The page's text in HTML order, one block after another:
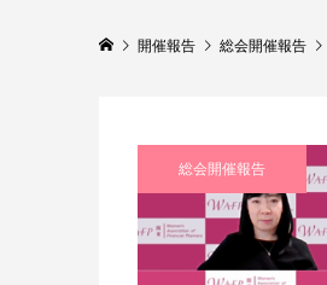
開催報告 総会開催報告
総会開催報告